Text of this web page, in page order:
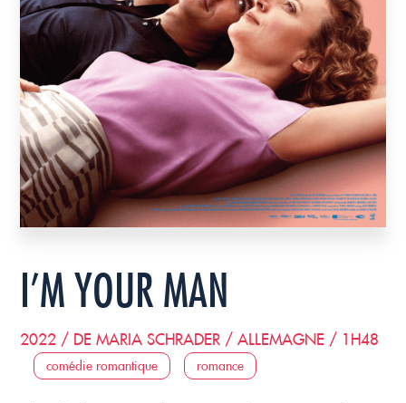
I’M YOUR MAN
2022 / DE MARIA SCHRADER / ALLEMAGNE / 1H48
comédie romantique romance